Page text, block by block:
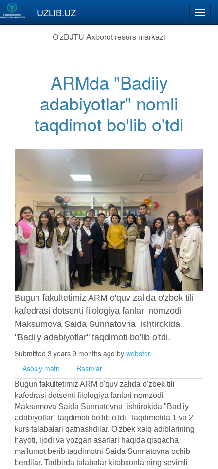
Skip to main content
UZLIB.UZ
O'zDJTU Axborot resurs markazi
ARMda "Badiiy
adabiyotlar" nomli
taqdimot bo'lib o'tdi
Bugun fakultetimiz ARM o'quv zalida o'zbek tili
kafedrasi dotsenti filologiya fanlari nomzodi
Maksumova Saida Sunnatovna ishtirokida
"Badiiy adabiyotlar" taqdimoti bo'lib o'tdi.
Submitted 3 years 9 months ago by webster.
Asosiy matn
Rasmlar
Bugun fakultetimiz ARM o'quv zalida o'zbek tili
kafedrasi dotsenti filologiya fanlari nomzodi
Maksumova Saida Sunnatovna ishtirokida "Badiiy
adabiyotlar" taqdimoti bo'lib o'tdi. Taqdimotda 1 va 2
kurs talabalari qatnashdilar. O'zbek xalq adiblarining
hayoti, ijodi va yozgan asarlari haqida qisqacha
ma'lumot berib taqdimotni Saida Sunnatovna ochib
berdilar. Tadbirda talabalar kitobxonlarning sevimli